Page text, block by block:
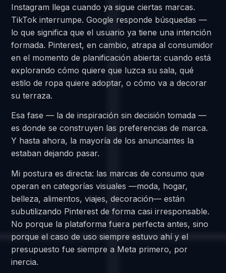
Instagram llega cuando ya sigue ciertas marcas.
TikTok interrumpe. Google responde búsquedas —
lo que significa que el usuario ya tiene una intención
formada. Pinterest, en cambio, atrapa al consumidor
en el momento de planificación abierta: cuando está
explorando cómo quiere que luzca su sala, qué
estilo de ropa quiere adoptar, o cómo va a decorar
su terraza.
Esa fase — la de inspiración sin decisión tomada —
es donde se construyen las preferencias de marca.
Y hasta ahora, la mayoría de los anunciantes la
estaban dejando pasar.
Mi postura es directa: las marcas de consumo que
operan en categorías visuales —moda, hogar,
belleza, alimentos, viajes, decoración— están
subutilizando Pinterest de forma casi irresponsable.
No porque la plataforma fuera perfecta antes, sino
porque el caso de uso siempre estuvo ahí y el
presupuesto fue siempre a Meta primero, por
inercia.